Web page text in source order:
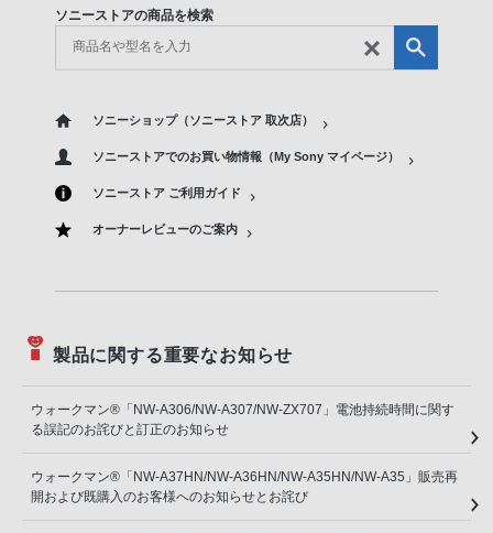
ソニーストアの商品を検索
ソニーショップ（ソニーストア 取次店）
ソニーストアでのお買い物情報（My Sony マイページ）
ソニーストア ご利用ガイド
オーナーレビューのご案内
製品に関する重要なお知らせ
ウォークマン®「NW-A306/NW-A307/NW-ZX707」電池持続時間に関す
る誤記のお詫びと訂正のお知らせ
ウォークマン®「NW-A37HN/NW-A36HN/NW-A35HN/NW-A35」販売再
開および既購入のお客様へのお知らせとお詫び